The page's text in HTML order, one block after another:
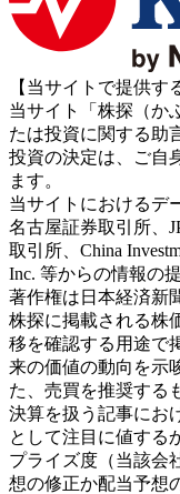
【当サイトで提供す
当サイト「株探（か
たは投資に関する助
投資の決定は、ご自
ます。
当サイトにおけるデ
名古屋証券取引所、
取引所、China
Inc. 等からの情報の
著作権は日本経済新
株探に掲載される株
移を確認する用途で
来の価値の動向を示
た、売買を推奨する
決算を扱う記事にお
として注目に値する
プライズ度（当該会
想の修正か配当予想